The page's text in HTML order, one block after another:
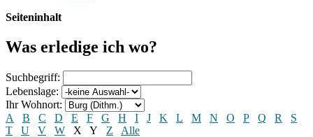
Seiteninhalt
Was erledige ich wo?
Suchbegriff:
Lebenslage:
Ihr Wohnort:
A
B C D E F G H I J K L M N O P Q R
S
T
U V W X Y Z Alle